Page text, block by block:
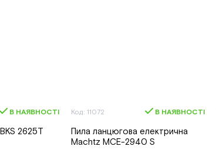
В НАЯВНОСТІ
2625T
Код: 11072 В НАЯВНОСТІ
Пила ланцюгова електрична
Machtz MCE-2940 S